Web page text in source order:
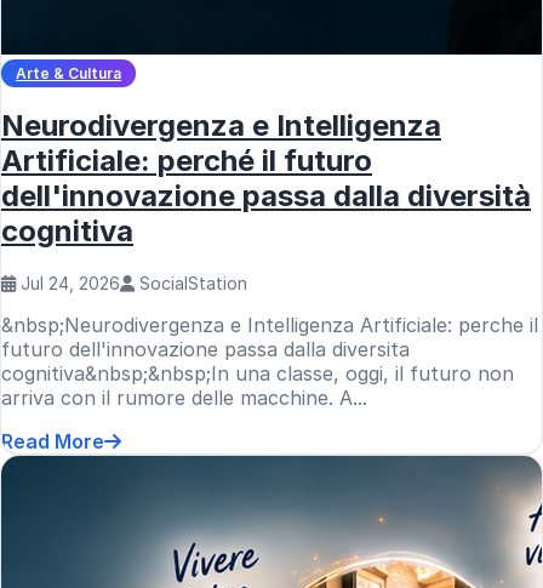
Arte & Cultura
Neurodivergenza e Intelligenza
Artificiale: perché il futuro
dell'innovazione passa dalla diversità
cognitiva
Jul 24, 2026 SocialStation
&nbsp;Neurodivergenza e Intelligenza Artificiale: perche il
futuro dell'innovazione passa dalla diversita
cognitiva&nbsp;&nbsp;In una classe, oggi, il futuro non
arriva con il rumore delle macchine. A...
Read More